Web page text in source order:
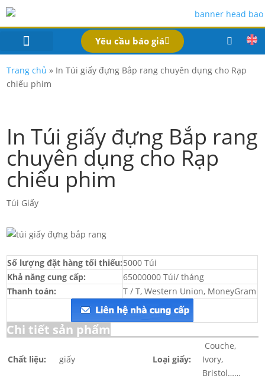
Yêu cầu báo giá
Trang chủ » In Túi giấy đựng Bắp rang chuyên dụng cho Rạp
chiếu phim
In Túi giấy đựng Bắp rang
chuyên dụng cho Rạp
chiếu phim
Túi Giấy
Số lượng đặt hàng tối thiểu:5000 Túi
Khả năng cung cấp:
65000000 Túi/ tháng
Thanh toán:
T / T, Western Union, MoneyGram
Chi tiết sản phẩm
Chất liệu: giấy Loại giấy:
Couche,
Ivory,
Bristol……